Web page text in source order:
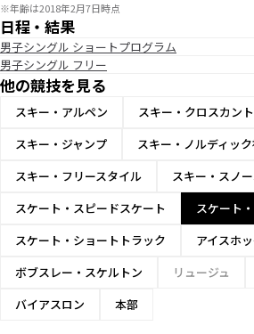
※年齢は2018年2月7日時点
日程・結果
男子シングル ショートプログラム
男子シングル フリー
他の競技を見る
スキー・アルペン
スキー・クロスカン
スキー・ジャンプ
スキー・ノルディッ
スキー・フリースタイル
スキー・スノ
スケート・スピードスケート
スケート
スケート・ショートトラック
アイスホ
ボブスレー・スケルトン
リュージュ
バイアスロン
本部